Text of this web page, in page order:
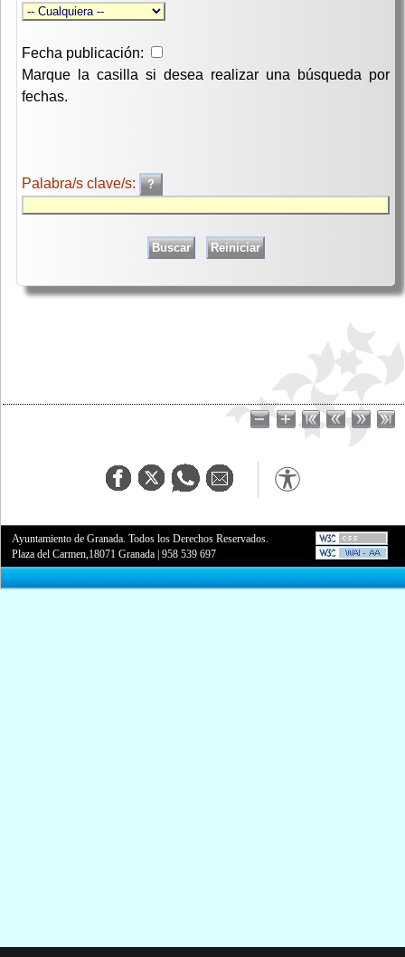
Fecha publicación:
Marque la casilla si desea realizar una búsqueda por
fechas.
Palabra/s clave/s:
Ayuntamiento de Granada. Todos los Derechos Reservados.
Plaza del Carmen,18071 Granada |958 539 697